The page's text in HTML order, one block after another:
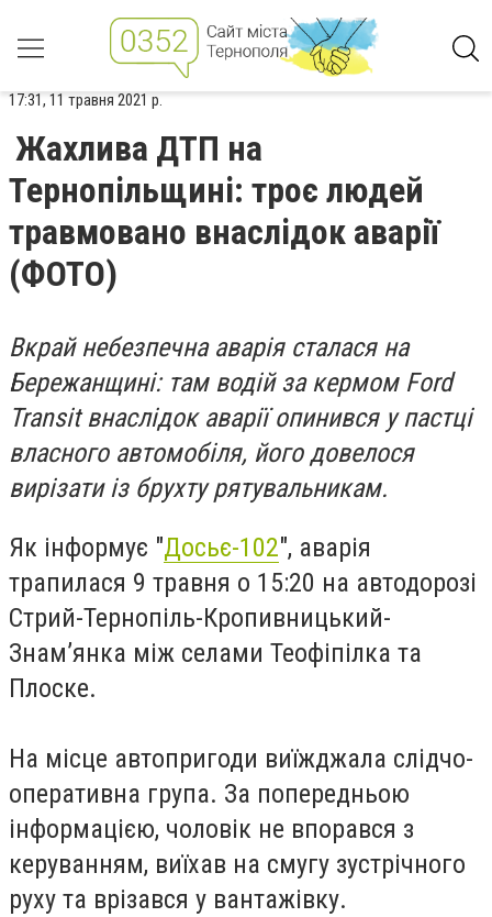
17:31, 11 травня 2021 р.
Жахлива ДТП на
Тернопільщині: троє людей
травмовано внаслідок аварії
(ФОТО)
Вкрай небезпечна аварія сталася на
Бережанщині: там водій за кермом Ford
Transit внаслідок аварії опинився у пастці
власного автомобіля, його довелося
вирізати із брухту рятувальникам.
Як інформує "Досьє-102", аварія
трапилася 9 травня о 15:20 на автодорозі
Стрий-Тернопіль-Кропивницький-
Знам’янка між селами Теофіпілка та
Плоске.
На місце автопригоди виїжджала слідчо-
оперативна група. За попередньою
інформацією, чоловік не впорався з
керуванням, виїхав на смугу зустрічного
руху та врізався у вантажівку.